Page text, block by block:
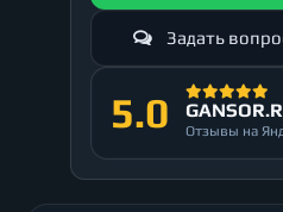
Задать
5.0 Отзывы на